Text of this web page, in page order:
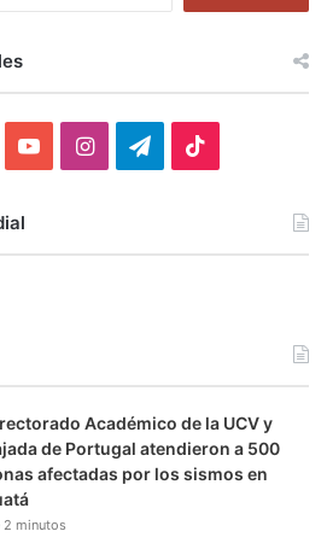
:
b
e
I
g
r
a
r
a
m
k
Académico de la UCV y
de Portugal atendieron a 500
afectadas por los sismos en
2 minutos